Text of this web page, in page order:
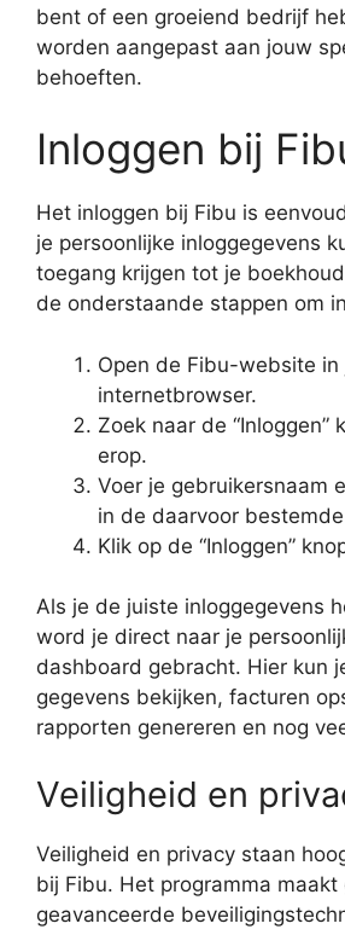
bent of een groeiend bedrijf
worden aangepast aan jouw
behoeften.
Inloggen bij
Het inloggen bij Fibu is
je persoonlijke inloggegevens
toegang krijgen tot je
de onderstaande stappen om
Open de Fibu-website in
internetbrowser.
Zoek naar de “Inloggen”
erop.
Voer je gebruikersnaam
in de daarvoor
Klik op de “Inloggen”
Als je de juiste inloggegevens
word je direct naar je
dashboard gebracht. Hier kun
gegevens bekijken, facturen
rapporten genereren en nog
Veiligheid en
Veiligheid en privacy staan
bij Fibu. Het programma maakt
geavanceerde